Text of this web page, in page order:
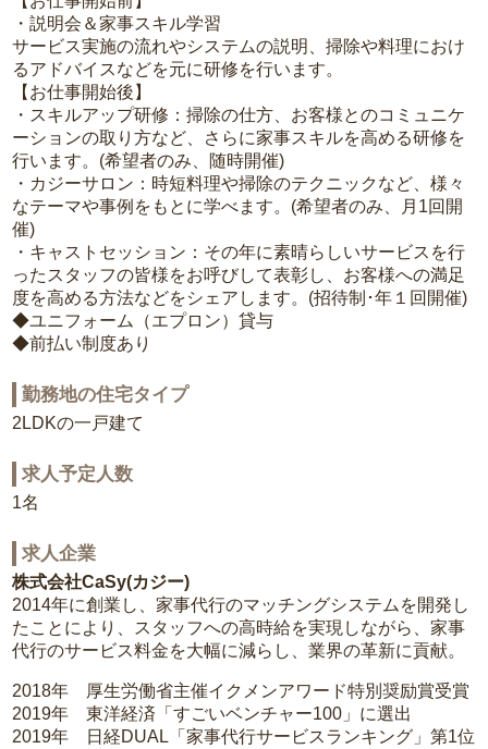
・説明会＆家事スキル学習
サービス実施の流れやシステムの説明、掃除や料理におけ
るアドバイスなどを元に研修を行います。
【お仕事開始後】
・スキルアップ研修：掃除の仕方、お客様とのコミュニケ
ーションの取り方など、さらに家事スキルを高める研修を
行います。(希望者のみ、随時開催)
・カジーサロン：時短料理や掃除のテクニックなど、様々
なテーマや事例をもとに学べます。(希望者のみ、月1回開
催)
・キャストセッション：その年に素晴らしいサービスを行
ったスタッフの皆様をお呼びして表彰し、お客様への満足
度を高める方法などをシェアします。(招待制･年１回開催)
◆ユニフォーム（エプロン）貸与
◆前払い制度あり
勤務地の住宅タイプ
2LDKの一戸建て
求人予定人数
1名
求人企業
株式会社CaSy(カジー)
2014年に創業し、家事代行のマッチングシステムを開発し
たことにより、スタッフへの高時給を実現しながら、家事
代行のサービス料金を大幅に減らし、業界の革新に貢献。
2018年 厚生労働省主催イクメンアワード特別奨励賞受賞
2019年 東洋経済「すごいベンチャー100」に選出
2019年 日経DUAL「家事代行サービスランキング」第1位